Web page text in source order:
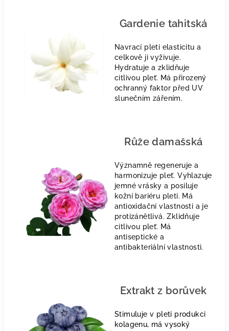
Gardenie tahitská
Navrací pleti elasticitu a
celkově ji vyživuje.
Hydratuje a zklidňuje
citlivou pleť. Má přirozený
ochranný faktor před UV
slunečním zářením.
Růže damašská
Významně regeneruje a
harmonizuje pleť. Vyhlazuje
jemné vrásky a posiluje
kožní bariéru pleti. Má
antioxidační vlastnosti a je
protizánětlivá. Zklidňuje
citlivou pleť. Má
antiseptické a
antibakteriální vlastnosti.
Extrakt z borůvek
Stimuluje v pleti produkci
kolagenu, má vysoký